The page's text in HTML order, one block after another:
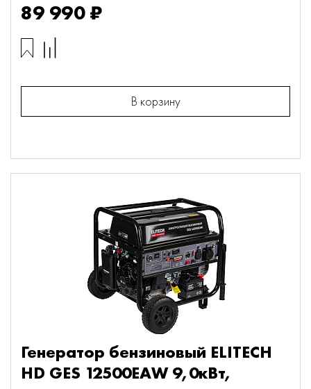
89 990 ₽
В корзину
Генератор бензиновый ELITECH
HD GES 12500EAW 9,0кВт,